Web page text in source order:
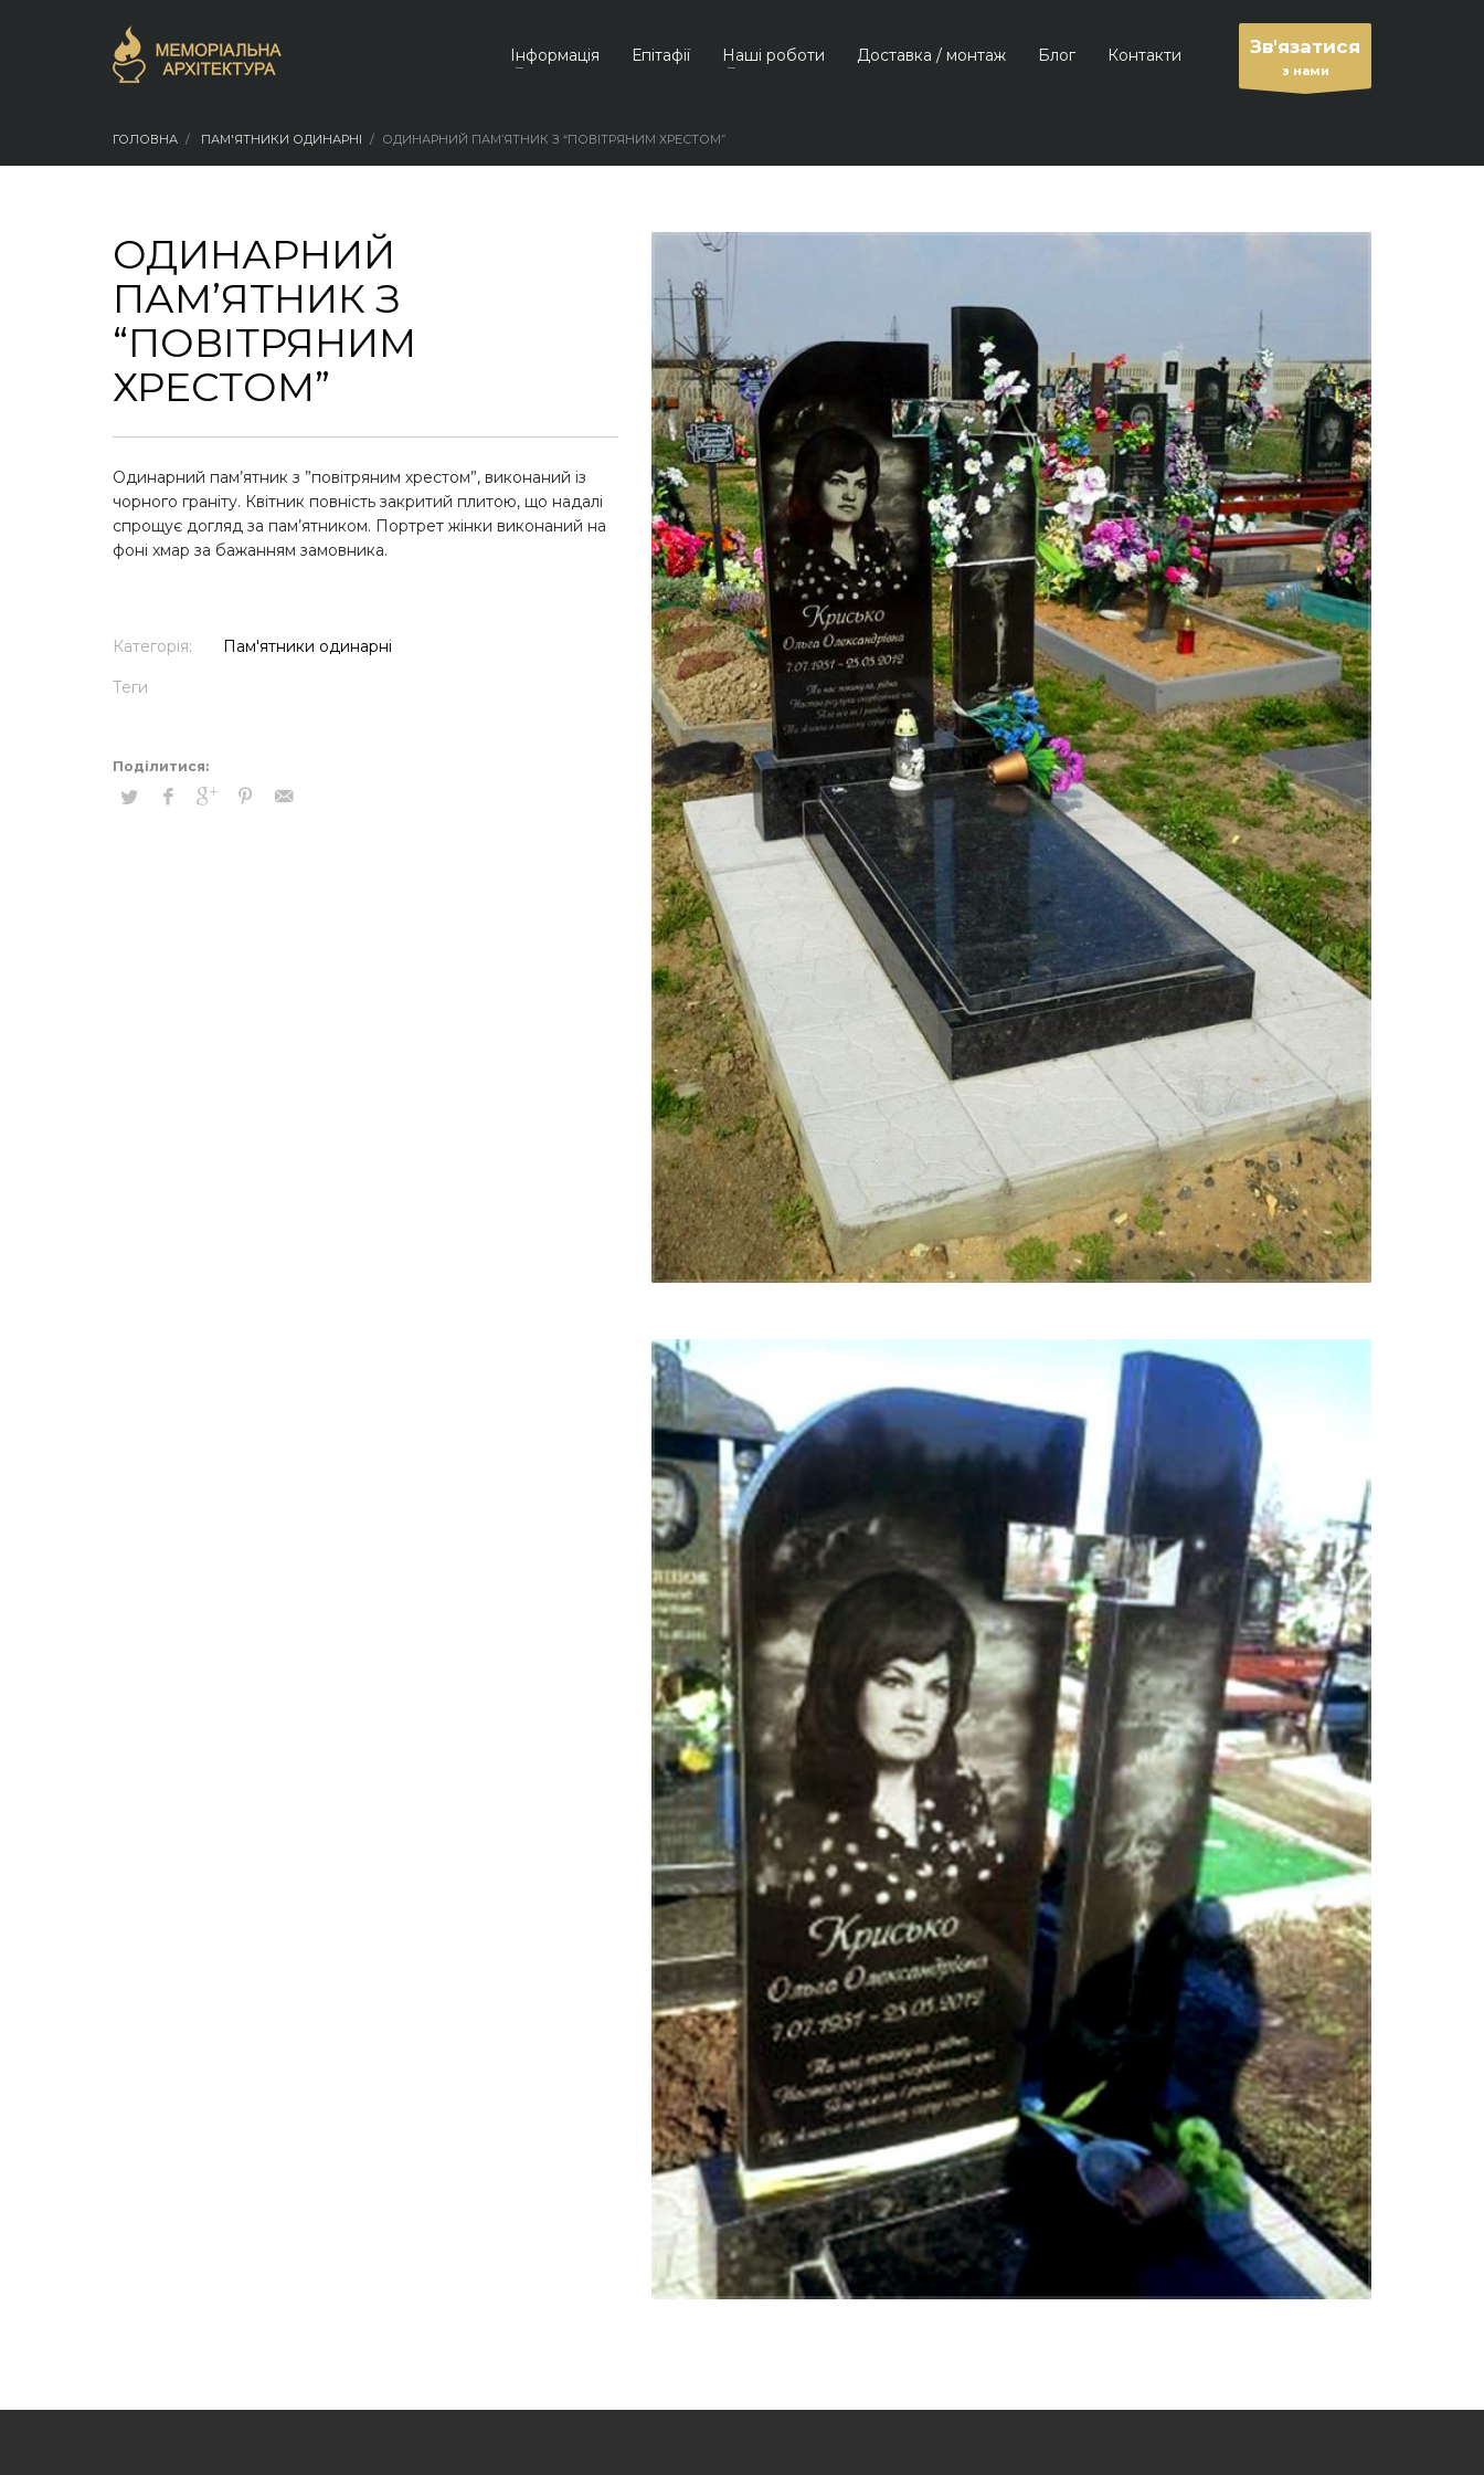
Інформація Епітафії Наші роботи Доставка / монтаж Блог Контакти Зв'язатися
з нами
ГОЛОВНА ПАМ'ЯТНИКИ ОДИНАРНІ ОДИНАРНИЙ ПАМ’ЯТНИК З “ПОВІТРЯНИМ ХРЕСТОМ”
ОДИНАРНИЙ
ПАМ’ЯТНИК З
“ПОВІТРЯНИМ
ХРЕСТОМ”
Одинарний пам’ятник з ”повітряним хрестом”, виконаний із
чорного граніту. Квітник повність закритий плитою, що надалі
спрощує догляд за пам’ятником. Портрет жінки виконаний на
фоні хмар за бажанням замовника.
Категорія: Пам'ятники одинарні
Теги